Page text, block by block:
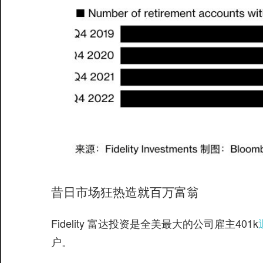
昔日市场狂热造就百万富翁
Fidelity 富达投资是全美最大的公司雇主401k
户。